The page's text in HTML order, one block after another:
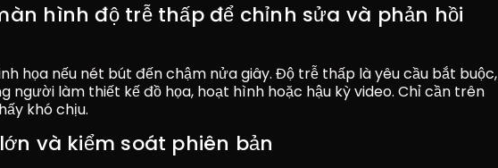
hình độ trễ thấp để chỉnh sửa và phản hồi
họa nếu nét bút đến chậm nửa giây. Độ trễ thấp là yêu cầu bắt buộc,
người làm thiết kế đồ họa, hoạt hình hoặc hậu kỳ video. Chỉ cần trên
khó chịu.
và kiểm soát phiên bản